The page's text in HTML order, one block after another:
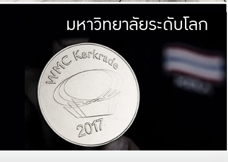
มหาวิทยา
พร้อมที่จ
และผลักดันในการใช้ระบบส
เพื่อการทำงานแ
มหาวิทยาลัยระดับโลก